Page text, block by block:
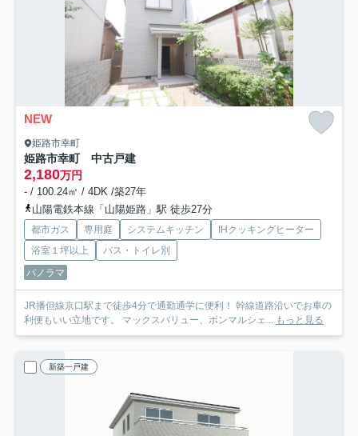
NEW
姫路市幸町
姫路市幸町 中古戸建
2,180万円
- / 100.24㎡ / 4DK /築27年
山陽電鉄本線「山陽姫路」駅 徒歩27分
都市ガス 専用庭 システムキッチン
IHクッキングヒーター
浴室１坪以上
バス・トイレ別
パノラマ
JR播但線京口駅まで徒歩4分で通勤通学に便利！ 幹線道路沿いでお車の
利便もいい立地です。 マックスバリュー、ボンマルシェ... もっと見る
新築一戸建